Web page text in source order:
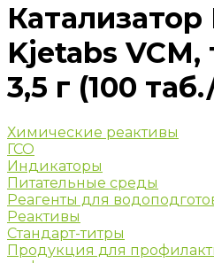
Kjetabs VCM,
3,5 г (100
Химические реактивы
ГСО
Индикаторы
Питательные среды
Реагенты для
Реактивы
Стандарт-титры
Продукция для